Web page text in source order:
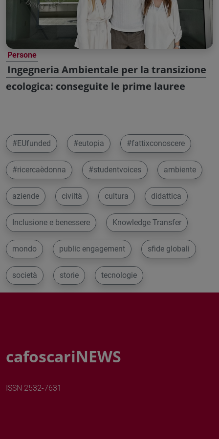
Persone
Ingegneria Ambientale per la transizione
ecologica: conseguite le prime lauree
#EUfunded #eutopia #fattixconoscere
#ricercaèdonna #studentvoices ambiente
aziende civiltà cultura didattica
Inclusione e benessere Knowledge Transfer
mondo public engagement sfide globali
società storie tecnologie
cafoscariNEWS
ISSN 2532-7631